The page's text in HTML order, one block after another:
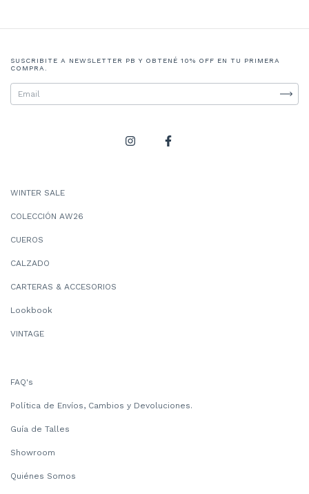
SUSCRIBITE A NEWSLETTER PB Y OBTENÉ 10% OFF EN TU PRIMERA
COMPRA.
WINTER SALE
COLECCIÓN AW26
CUEROS
CALZADO
CARTERAS & ACCESORIOS
Lookbook
VINTAGE
FAQ's
Política de Envíos, Cambios y Devoluciones.
Guía de Talles
Showroom
Quiénes Somos